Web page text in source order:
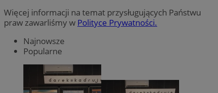
Więcej informacji na temat przysługujących Państwu
praw zawarliśmy w Polityce Prywatności.
Najnowsze
Popularne